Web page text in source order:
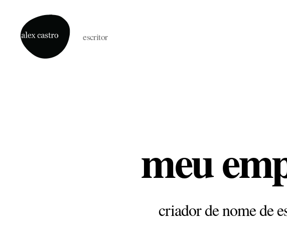
escritor
meu
criador de nome de